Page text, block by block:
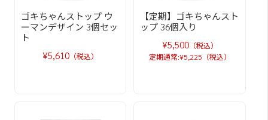
ゴキちゃんストップ ウ
ーマンデザイン 3個セッ
ト
¥5,610 （税込）
【定期】ゴキちゃんスト
ップ 36個入り
¥5,500（税込）
定期通常:¥5,225（税込）